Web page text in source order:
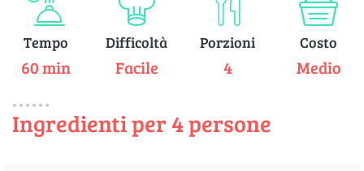
Tempo
60 min
Difficoltà
Facile
Porzioni
4
Costo
Medio
Ingredienti per 4 persone